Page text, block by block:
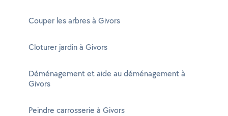
Couper les arbres à Givors
Cloturer jardin à Givors
Déménagement et aide au déménagement à
Givors
Peindre carrosserie à Givors